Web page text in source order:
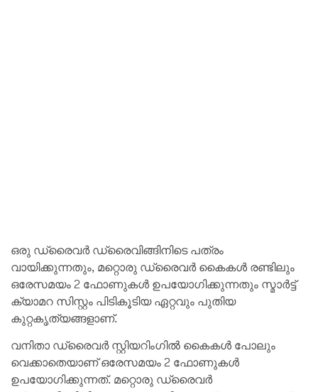
ഒരു ഡ്രൈവർ ഡ്രൈവിങ്ങിനിടെ പത്രം
വായിക്കുന്നതും, മറ്റൊരു ഡ്രൈവർ കൈകൾ രണ്ടിലും
ഒരേസമയം 2 ഫോണുകൾ ഉപയോഗിക്കുന്നതും സ്മാർട്ട്
ക്യാമറ സിസ്റ്റം പിടികൂടിയ ഏറ്റവും പുതിയ
കുറ്റകൃത്യങ്ങളാണ്.
വനിതാ ഡ്രൈവർ സ്റ്റിയറിംഗിൽ കൈകൾ പോലും
വെക്കാതെയാണ് ഒരേസമയം 2 ഫോണുകൾ
ഉപയോഗിക്കുന്നത്. മറ്റൊരു ഡ്രൈവർ